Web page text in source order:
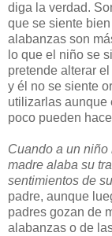
diga la verdad.
que se siente
alabanzas son
lo que el niño se
pretende alterar
y él no se siente
utilizarlas aunque
poco pueden
Cuando a un niño
madre alaba su
sentimientos de
padre, aunque
padres gozan de
alabanzas o de